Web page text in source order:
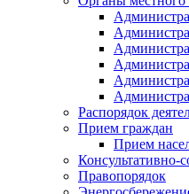
Распорядок
Прием граждан
Прием
Консультативно-
Правопорядок